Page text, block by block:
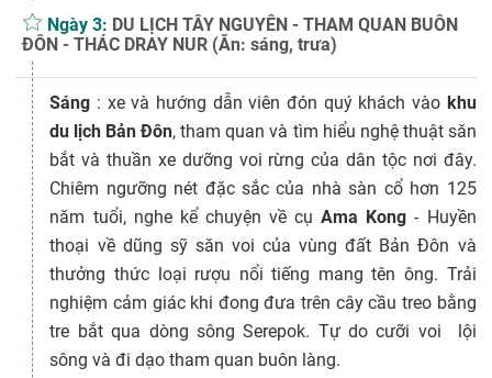
Ngày 3: DU LỊCH TÂY NGUYÊN - THAM QUAN BUÔN
ĐÔN - THÁC DRAY NUR (Ăn: sáng, trưa)
Sáng : xe và hướng dẫn viên đón quý khách vào khu
du lịch Bản Đôn, tham quan và tìm hiểu nghệ thuật săn
bắt và thuần xe dưỡng voi rừng của dân tộc nơi đây.
Chiêm ngưỡng nét đặc sắc của nhà sàn cổ hơn 125
năm tuổi, nghe kể chuyện về cụAma Kong - Huyền
thoại về dũng sỹ săn voi của vùng đất Bản Đôn và
thưởng thức loại rượu nổi tiếng mang tên ông. Trải
nghiệm cảm giác khi đong đưa trên cây cầu treo bằng
tre bắt qua dòng sông Serepok. Tự do cưỡi voi lội
sông và đi dạo tham quan buôn làng.